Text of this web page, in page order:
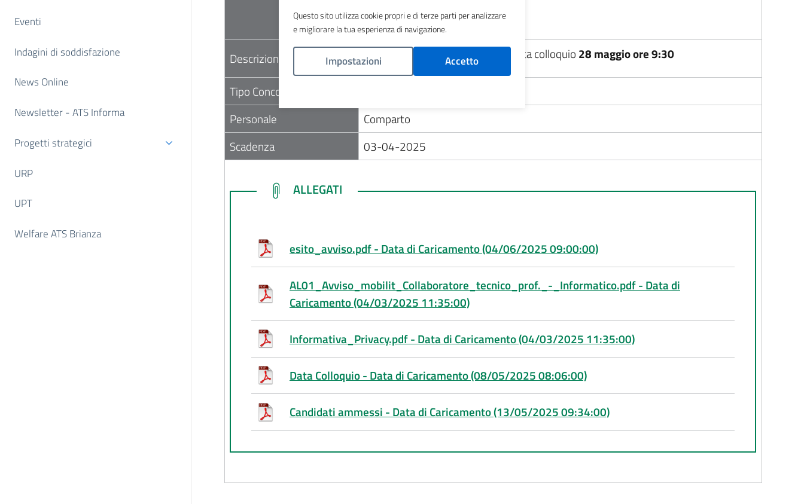
Eventi
Indagini di soddisfazione
News Online
Newsletter - ATS Informa
Progetti strategici
URP
UPT
Welfare ATS Brianza
ESITO
Descrizione Nella sezione allegati dettaglio data colloquio 28 maggio ore 9:30
Tipo Concorso
Personale
Comparto
Scadenza
03-04-2025
LINK ALLEGATI
ALLEGATI
esito_avviso.pdf - Data di Caricamento (04/06/2025 09:00:00)
AL01_Avviso_mobilit_Collaboratore_tecnico_prof._-_Informatico.pdf - Data di
Caricamento (04/03/2025 11:35:00)
Informativa_Privacy.pdf - Data di Caricamento (04/03/2025 11:35:00)
Data Colloquio - Data di Caricamento (08/05/2025 08:06:00)
Candidati ammessi - Data di Caricamento (13/05/2025 09:34:00)
Questo sito utilizza cookie propri e di terze parti per analizzare
e migliorare la tua esperienza di navigazione.
Impostazioni Accetto